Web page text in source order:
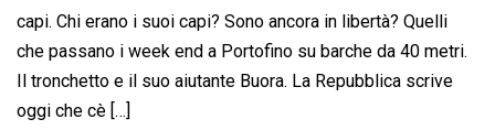
capi. Chi erano i suoi capi? Sono ancora in libertà? Quelli
che passano i week end a Portofino su barche da 40 metri.
Il tronchetto e il suo aiutante Buora. La Repubblica scrive
oggi che cè […]